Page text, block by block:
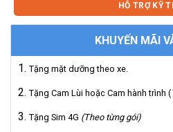
HỖ TRỢ KỸ
KHUYẾN MÃI
Tặng mặt dưỡng theo xe.
Tặng Cam Lùi hoặc Cam hành trình (
Tặng Sim 4G (Theo từng gói)